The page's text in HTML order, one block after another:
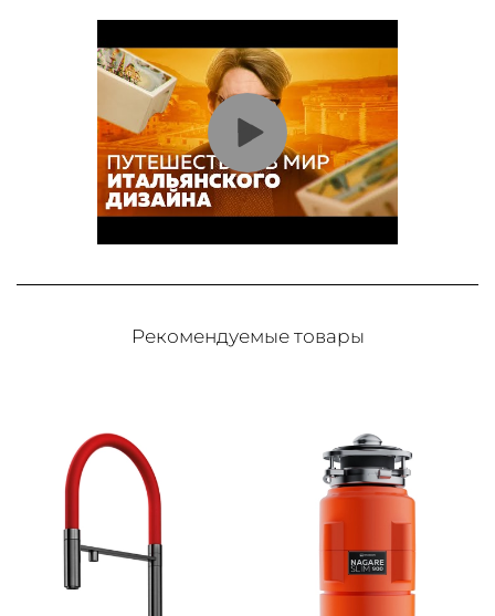
Рекомендуемые товары